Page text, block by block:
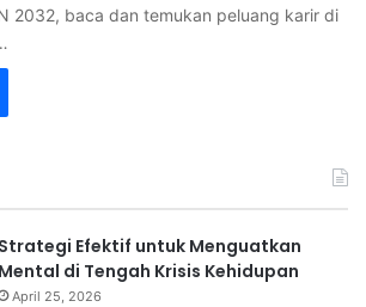
2032, baca dan temukan peluang karir di
Strategi Efektif untuk Menguatkan
Mental di Tengah Krisis Kehidupan
April 25, 2026